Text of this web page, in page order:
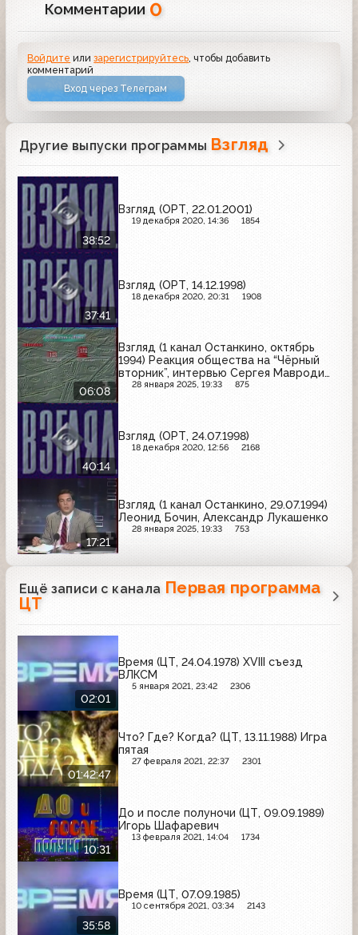
Комментарии 0
Войдите илизарегистрируйтесь , чтобы добавить
комментарий
Вход через Телеграм
Другие выпуски программы Взгляд
38:52
Взгляд (ОРТ, 22.01.2001)
19 декабря 2020, 14:36 1854
37:41
Взгляд (ОРТ, 14.12.1998)
18 декабря 2020, 20:31 1908
06:08
Взгляд (1 канал Останкино, октябрь
1994) Реакция общества на “Чёрный
вторник”, интервью Сергея Мавроди
(фрагмент)
28 января 2025, 19:33 875
40:14
Взгляд (ОРТ, 24.07.1998)
18 декабря 2020, 12:56 2168
17:21
Взгляд (1 канал Останкино, 29.07.1994)
Леонид Бочин, Александр Лукашенко
28 января 2025, 19:33 753
Ещё записи с канала Первая программа
ЦТ
02:01
Время (ЦТ, 24.04.1978) ХVIII съезд
ВЛКСМ
5 января 2021, 23:42 2306
01:42:47
Что? Где? Когда? (ЦТ, 13.11.1988) Игра
пятая
27 февраля 2021, 22:37 2301
10:31
До и после полуночи (ЦТ, 09.09.1989)
Игорь Шафаревич
13 февраля 2021, 14:04 1734
35:58
Время (ЦТ, 07.09.1985)
10 сентября 2021, 03:34 2143